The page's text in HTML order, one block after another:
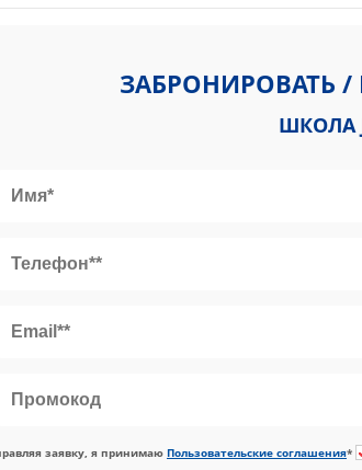
ЗАБРОНИРОВАТЬ
ШКОЛА
заявку, я принимаю Пользовательские соглашения*